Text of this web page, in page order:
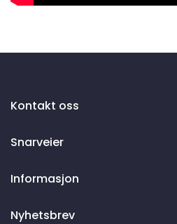
Kontakt oss
Snarveier
Informasjon
Nyhetsbrev